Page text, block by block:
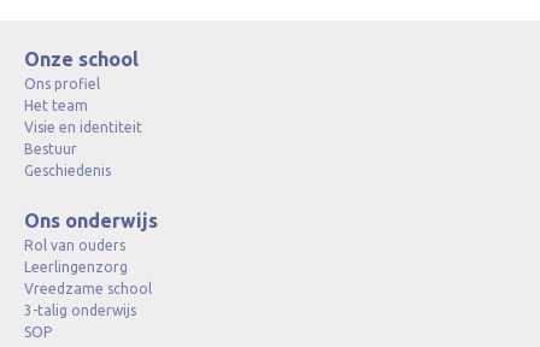
Onze school
Ons profiel
Het team
Visie en identiteit
Bestuur
Geschiedenis
Ons onderwijs
Rol van ouders
Leerlingenzorg
Vreedzame school
3-talig onderwijs
SOP